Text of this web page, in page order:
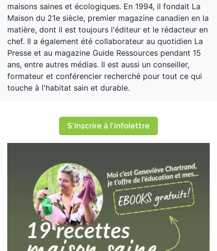
maisons saines et écologiques. En 1994, il fondait La
Maison du 21e siècle, premier magazine canadien en la
matière, dont il est toujours l'éditeur et le rédacteur en
chef. Il a également été collaborateur au quotidien La
Presse et au magazine Guide Ressources pendant 15
ans, entre autres médias. Il est aussi un conseiller,
formateur et conférencier recherché pour tout ce qui
touche à l'habitat sain et durable.
S'inscrire à l'infolettre